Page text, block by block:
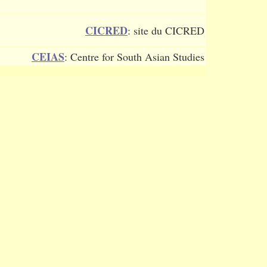
CICRED: site du CICRED
CEIAS: Centre for South Asian Studies